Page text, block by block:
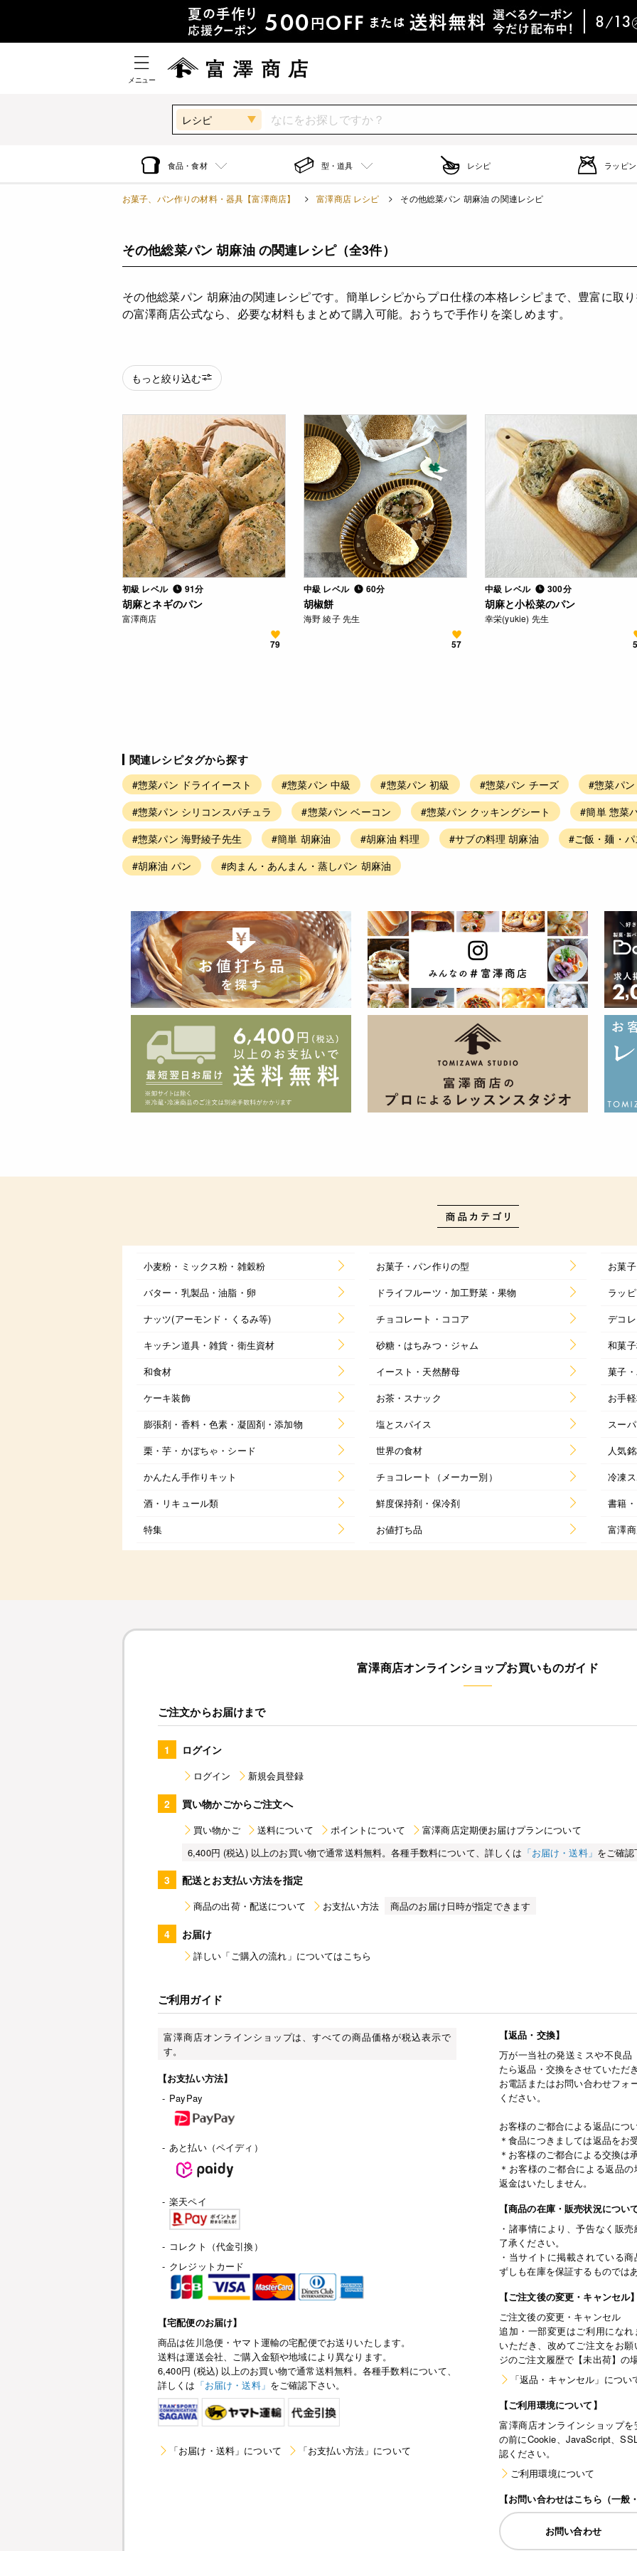
メニュー
レシピ
食品・食材 型・道具 レシピ ラッピ
お菓子、パン作りの材料・器具【富澤商店】 富澤商店 レシピ その他総菜パン 胡麻油 の関連レシピ
その他総菜パン 胡麻油 の関連レシピ（全3件）
その他総菜パン 胡麻油の関連レシピです。簡単レシピからプロ仕様の本格レシピまで、豊富に取
の富澤商店公式なら、必要な材料もまとめて購入可能。おうちで手作りを楽しめます。
もっと絞り込む
初級 レベル 91分
胡麻とネギのパン
富澤商店
79
中級 レベル 60分
胡椒餅
海野 綾子 先生
57
中級 レベル 300分
胡麻と小松菜のパン
幸栄(yukie) 先生
関連レシピタグから探す
#惣菜パン ドライイースト #惣菜パン 中級 #惣菜パン 初級 #惣菜パン チーズ
#惣菜パ
#惣菜パン シリコンスパチュラ
#惣菜パン ベーコン #惣菜パン クッキングシート
#簡単 惣菜
#惣菜パン 海野綾子先生
#簡単 胡麻油 #胡麻油 料理 #サブの料理 胡麻油
#ご飯・麺・
#胡麻油 パン
#肉まん・あんまん・蒸しパン 胡麻油
小麦粉・ミックス粉・雑穀粉 お菓子・パン作りの型
お菓
バター・乳製品・油脂・卵
ドライフルーツ・加工野菜・果物
ラッ
ナッツ(アーモンド・くるみ等)
チョコレート・ココア
デコ
キッチン道具・雑貨・衛生資材
砂糖・はちみつ・ジャム
和菓
和食材
イースト・天然酵母
菓子
ケーキ装飾
お茶・スナック
お手
膨張剤・香料・色素・凝固剤・添加物
塩とスパイス
スー
栗・芋・かぼちゃ・シード
世界の食材
人気
かんたん手作りキット
チョコレート（メーカー別）
冷凍
酒・リキュール類
鮮度保持剤・保冷剤
書籍
特集
お値打ち品 富澤
富澤商店オンラインショップお買いものガイド
ご注文からお届けまで
1 ログイン
ログイン 新規会員登録
2 買い物かごからご注文へ
買い物かご 送料について ポイントについて
富澤商店定期便お届けプランについて
6,400円 (税込) 以上のお買い物で通常送料無料。各種手数料について、詳しくは 「お届け・送料」 をご確
3 配送とお支払い方法を指定
商品の出荷・配送について お支払い方法 商品のお届け日時が指定できます
4 お届け
詳しい「ご購入の流れ」についてはこちら
ご利用ガイド
富澤商店オンラインショップは、すべての商品価格が税込表示で
す。
【お支払い方法】
- PayPay
- あと払い（ペイディ）
- 楽天ペイ
- コレクト（代金引換）
- クレジットカード
【宅配便のお届け】
商品は佐川急便・ヤマト運輸の宅配便でお送りいたします。
送料は運送会社、ご購入金額や地域により異なります。
6,400円 (税込) 以上のお買い物で通常送料無料。各種手数料について、
詳しくは 「お届け・送料」 をご確認下さい。
「お届け・送料」について 「お支払い方法」について
【返品・交換】
万が一当社の発送ミスや不良
たら返品・交換をさせていただ
お電話またはお問い合わせフォ
ください。
お客様のご都合による返品につ
＊食品につきましては返品をお
＊お客様のご都合による交換は
＊お客様のご都合による返品
返金はいたしません。
【商品の在庫・販売状況につい
・諸事情により、予告なく販
了承ください。
・当サイトに掲載されている
ずしも在庫を保証するものでは
【ご注文後の変更・キャンセル
ご注文後の変更・キャンセル
追加・一部変更はご利用にな
いただき、改めてご注文をお
ジのご注文履歴で【未出荷】の
「返品・キャンセル」につい
【ご利用環境について】
富澤商店オンラインショップ
の前にCookie、JavaScript、
認ください。
ご利用環境について
【お問い合わせはこちら（一般
お問い合わせ